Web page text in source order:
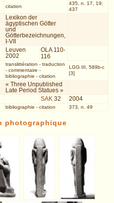
citation
435, n. 17, 19;
437
Lexikon der
ägyptischen Götter
und
Götterbezeichnungen,
I-VII
Leuven
2002
OLA 110-
116
translittération - traduction
- commentaire -
bibliographie - citation
LGG III, 589b-c
[3]
« Three Unpublished
Late Period Statues »
SAK 32 2004
bibliographie - citation 373, n. 49
photographique